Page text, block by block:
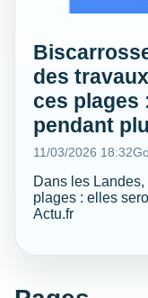
des
ces plages
pendant
11/03/2026 18:32
Dans les
plages : elles
Actu.fr